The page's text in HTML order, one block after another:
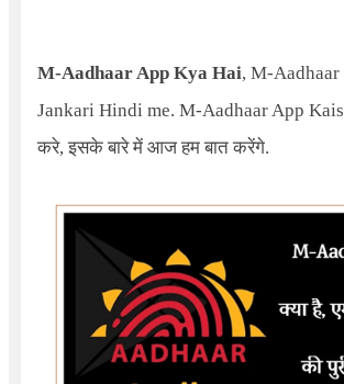
M-Aadhaar App Kya Hai, M-
Jankari Hindi me. M-Aadhaar App
करे, इसके बारे में आज हम बात करेंगे.